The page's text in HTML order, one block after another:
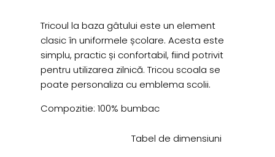
Tricoul la baza gâtului este un element
clasic în uniformele școlare. Acesta este
simplu, practic și confortabil, fiind potrivit
pentru utilizarea zilnică. Tricou scoala se
poate personaliza cu emblema scolii.
Compozitie: 100% bumbac
Tabel de dimensiuni